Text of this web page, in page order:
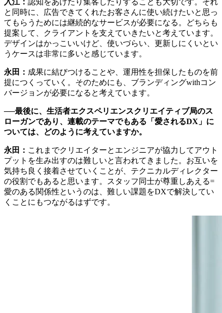
入江： 認知をあげたり集客したりすることも大切です。それ
と同時に、広告できてくれたお客さんに使い続けたいと思っ
てもらうためには継続的なサービスが必要になる。どちらも
提案して、クライアントを支えていきたいと考えています。
デザインはかっこいいけど、使いづらい、更新しにくいとい
うケースは非常に多いと感じています。
永田： 成果に結びつけることや、運用性を担保したものを前
提につくっていく。そのためにも、ブランディングwithコン
バージョンが必要になると考えています。
──最後に、生活者エクスペリエンスクリエイティブ局のス
ローガンであり、連載のテーマでもある「愛されるDX」に
ついては、どのように考えていますか。
永田： これまでクリエイターとエンジニアが協力してアウト
プットを生み出すのは難しいと言われてきました。お互いを
気持ち良く接着させていくことが、テクニカルディレクター
の役割でもあると思います。スタッフ同士が尊重しあえる=
愛のある関係性というのは、難しい課題をDXで解決してい
くことにもつながるはずです。